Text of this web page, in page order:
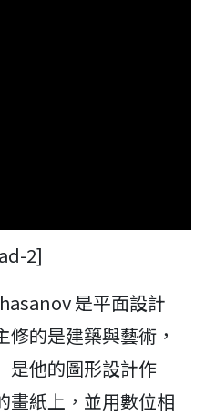
2]
是平面設計
的是建築與藝術，
是他的圖形設計作
畫紙上，並用數位相